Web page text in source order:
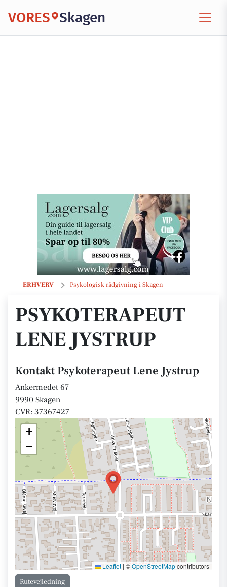
VORES Skagen
ERHVERV Psykologisk rådgivning i Skagen
Psykoterapeut Lene Jystrup
PSYKOTERAPEUT
LENE JYSTRUP
Kontakt Psykoterapeut Lene Jystrup
Ankermedet 67
9990 Skagen
CVR: 37367427
+
−
Leaflet | ©OpenStreetMapcontributors
Rutevejledning